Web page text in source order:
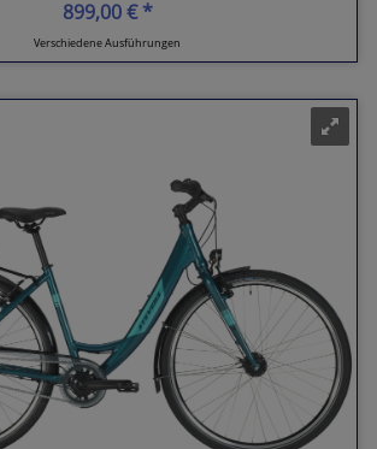
899,00 € *
Verschiedene Ausführungen